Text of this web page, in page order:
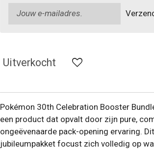
Uitverkocht
Pokémon 30th Celebration Booster
een product dat opvalt door zijn pure,
ongeëvenaarde pack-opening ervaring.
jubileumpakket focust zich volledig op